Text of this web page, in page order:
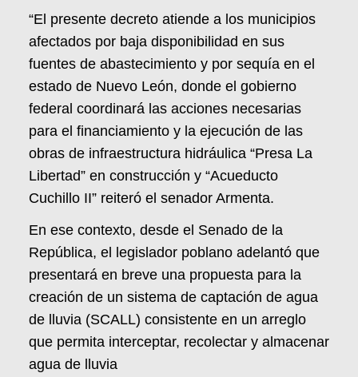
“El presente decreto atiende a los municipios
afectados por baja disponibilidad en sus
fuentes de abastecimiento y por sequía en el
estado de Nuevo León, donde el gobierno
federal coordinará las acciones necesarias
para el financiamiento y la ejecución de las
obras de infraestructura hidráulica “Presa La
Libertad” en construcción y “Acueducto
Cuchillo II” reiteró el senador Armenta.
En ese contexto, desde el Senado de la
República, el legislador poblano adelantó que
presentará en breve una propuesta para la
creación de un sistema de captación de agua
de lluvia (SCALL) consistente en un arreglo
que permita interceptar, recolectar y almacenar
agua de lluvia